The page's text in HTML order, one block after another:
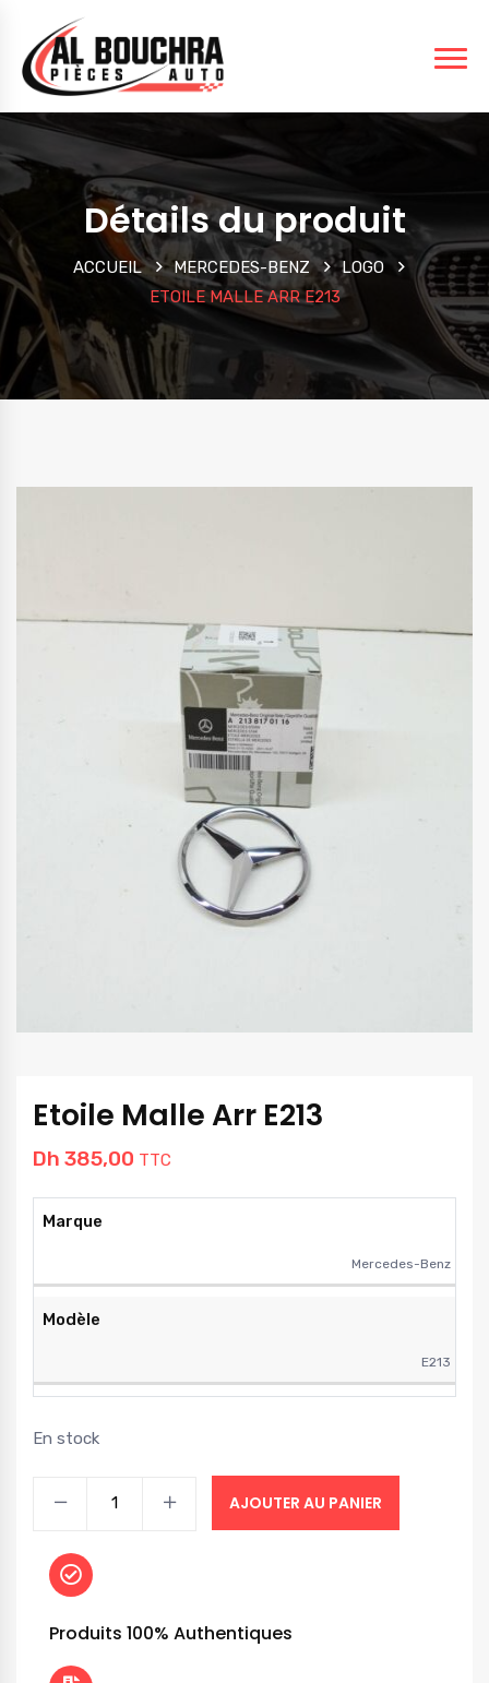
Détails du produit
ACCUEIL MERCEDES-BENZ
LOGO
ETOILE MALLE ARR E213
Etoile Malle Arr E213
Dh 385,00 TTC
Marque
Mercedes-Benz
Modèle
E213
En stock
AJOUTER AU PANIER
Produits 100% Authentiques